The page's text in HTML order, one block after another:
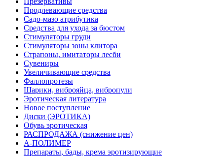
Продлевающие средства
Садо-мазо атрибутика
Средства для ухода за бюстом
Стимуляторы груди
Стимуляторы зоны клитора
Страпоны, имитаторы лесби
Сувениры
Увеличивающие средства
Фаллопротезы
Шарики, виброяйца, вибропули
Эротическая литература
Новое поступление
Диски (ЭРОТИКА)
Обувь эротическая
РАСПРОДАЖА (снижение цен)
А-ПОЛИМЕР
Препараты, бады, крема эротизирующие